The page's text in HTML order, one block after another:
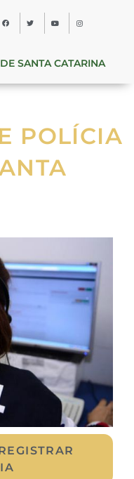
SANTA CATARINA
POLÍCIA